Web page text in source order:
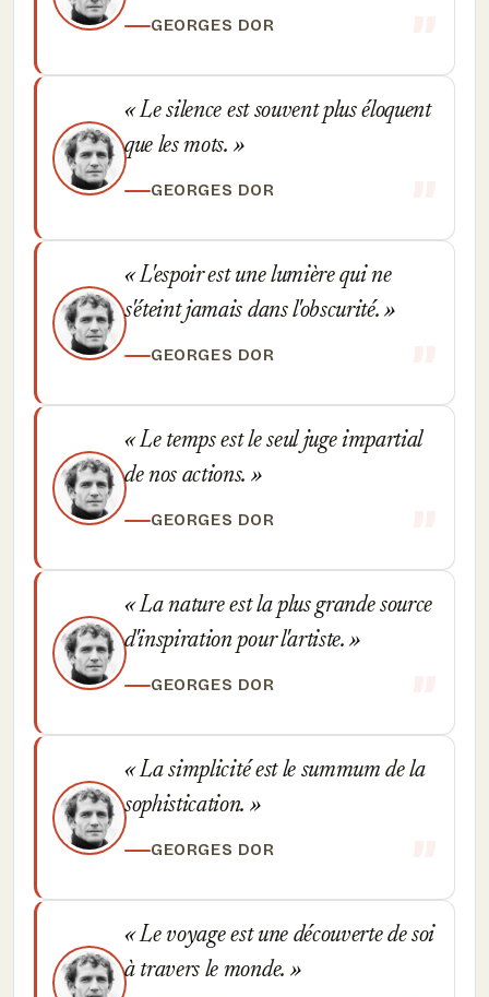
GEORGES DOR
Le silence est souvent plus éloquent
que les mots.
GEORGES DOR
L'espoir est une lumière qui ne
s'éteint jamais dans l'obscurité.
GEORGES DOR
Le temps est le seul juge impartial
de nos actions.
GEORGES DOR
La nature est la plus grande source
d'inspiration pour l'artiste.
GEORGES DOR
La simplicité est le summum de la
sophistication.
GEORGES DOR
Le voyage est une découverte de soi
à travers le monde.